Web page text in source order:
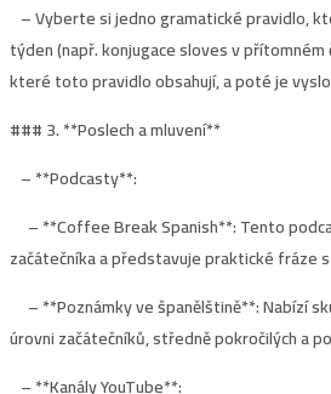
– Vyberte si jedno gramatické pravidlo,
týden (např. konjugace sloves v
které toto pravidlo obsahují, a poté je
### 3. **Poslech a mluvení**
– **Podcasty**:
– **Coffee Break Spanish**: Tento
začátečníka a představuje praktické fráze
– **Poznámky ve španělštině**: Nabízí
úrovni začátečníků, středně pokročilých a
– **Kanály YouTube**: